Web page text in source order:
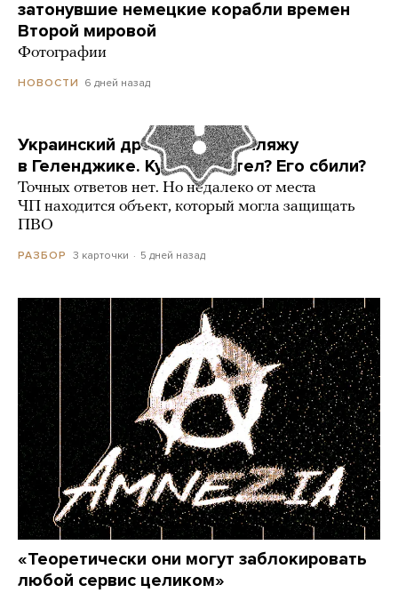
затонувшие немецкие корабли времен
Второй мировой
Фотографии
НОВОСТИ 6 дней назад
Украинский дрон попал по пляжу
в Геленджике. Куда он летел? Его сбили?
Точных ответов нет. Но недалеко от места
ЧП находится объект, который могла защищать
ПВО
РАЗБОР 3 карточки 5 дней назад
«Теоретически они могут заблокировать
любой сервис целиком»